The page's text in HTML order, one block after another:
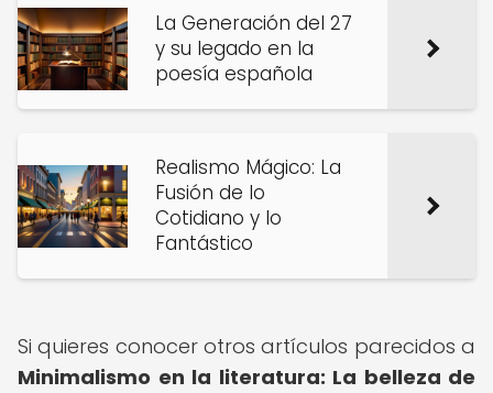
La Generación del 27
y su legado en la
poesía española
Realismo Mágico: La
Fusión de lo
Cotidiano y lo
Fantástico
Si quieres conocer otros artículos parecidos a
Minimalismo en la literatura: La belleza de